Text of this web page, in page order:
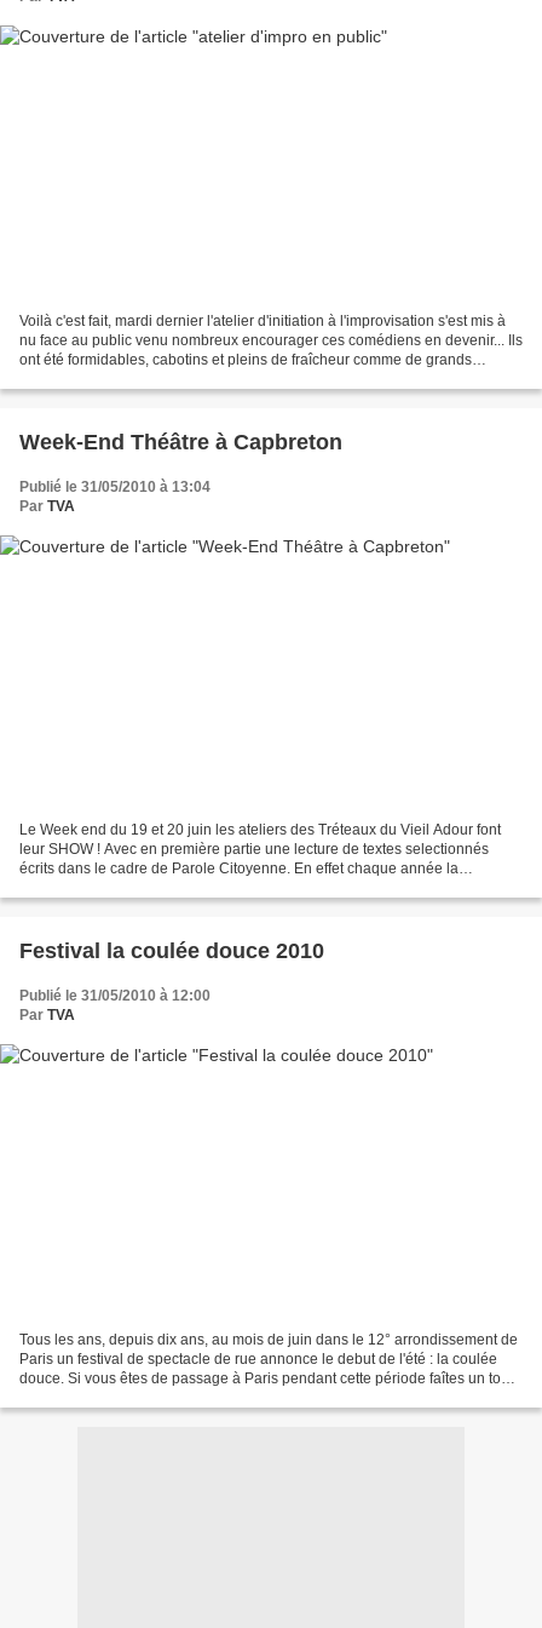
Voilà c'est fait, mardi dernier l'atelier d'initiation à l'improvisation s'est mis à
nu face au public venu nombreux encourager ces comédiens en devenir... Ils
ont été formidables, cabotins et pleins de fraîcheur comme de grands
Week-End Théâtre à Capbreton
Publié le 31/05/2010 à 13:04
Par TVA
Le Week end du 19 et 20 juin les ateliers des Tréteaux du Vieil Adour font
leur SHOW ! Avec en première partie une lecture de textes selectionnés
écrits dans le cadre de Parole Citoyenne. En effet chaque année la
Festival la coulée douce 2010
Publié le 31/05/2010 à 12:00
Par TVA
Tous les ans, depuis dix ans, au mois de juin dans le 12° arrondissement de
Paris un festival de spectacle de rue annonce le debut de l'été : la coulée
douce. Si vous êtes de passage à Paris pendant cette période faîtes un tour